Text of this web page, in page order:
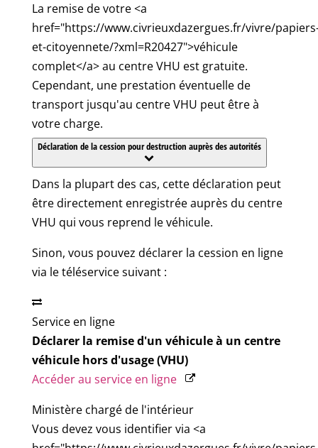
La remise de votre <a
href="https://www.civrieuxdazergues.fr/vivre/
et-citoyennete/?xml=R20427">véhicule
complet</a> au centre VHU est gratuite.
Cependant, une prestation éventuelle de
transport jusqu'au centre VHU peut être à
votre charge.
Déclaration de la cession pour destruction auprès des autorités
Dans la plupart des cas, cette déclaration peut
être directement enregistrée auprès du centre
VHU qui vous reprend le véhicule.
Sinon, vous pouvez déclarer la cession en ligne
via le téléservice suivant :
Service en ligne
Déclarer la remise d'un véhicule à un centre
véhicule hors d'usage (VHU)
Accéder au service en ligne
Ministère chargé de l'intérieur
Vous devez vous identifier via <a